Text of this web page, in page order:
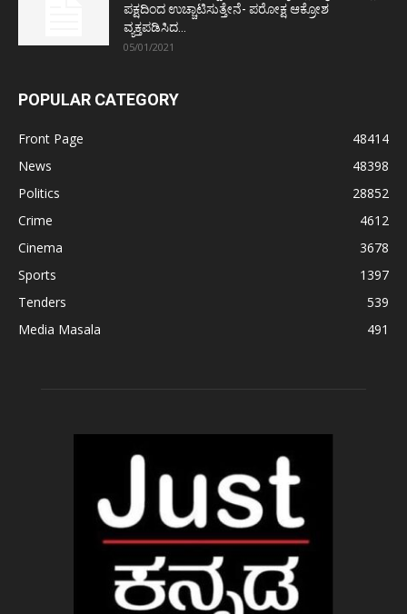
ಪಕ್ಷದಿಂದ ಉಚ್ಚಾಟಿಸುತ್ತೇನೆ- ಪರೋಕ್ಷ ಆಕ್ರೋಶ
ವ್ಯಕ್ತಪಡಿಸಿದ...
05/01/2021
POPULAR CATEGORY
Front Page
48414
News
48398
Politics
28852
Crime
4612
Cinema
3678
Sports
1397
Tenders
539
Media Masala
491